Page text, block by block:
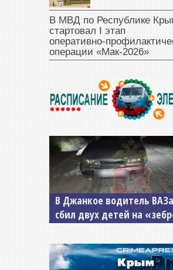
В МВД по Республике
стартовал I этап
операции «Мак‑2026»
В Джанкое водитель ВАЗа
сбил двух детей на